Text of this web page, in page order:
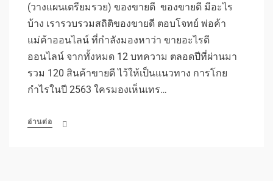
(วางแผนเตรียมรวย) ของขายดี ของขายดี มีอะไร
บ้าง เรารวบรวมสถิติของขายดี ตอบโจทย์ พ่อค้า
แม่ค้าออนไลน์ ที่กำลังมองหาว่า ขายอะไรดี
ออนไลน์ จากทั้งหมด 12 บทความ ตลอดปีที่ผ่านมา
รวม 120 สินค้าขายดี ไว้ให้เป็นแนวทาง การโกย
กำไรในปี 2563 ใครมองเห็นเทร…
อ่านต่อ